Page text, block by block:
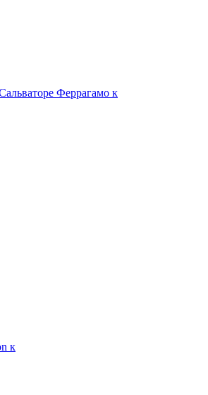
Феррагамо к
к